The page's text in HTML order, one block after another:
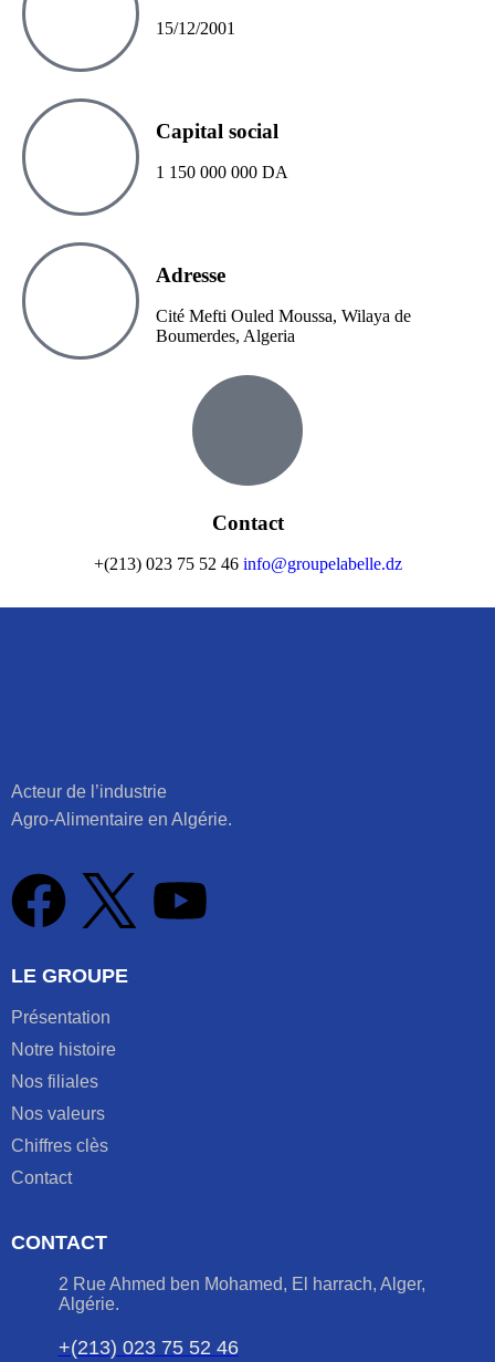
15/12/2001
Capital social
1 150 000 000 DA
Adresse
Cité Mefti Ouled Moussa, Wilaya de
Boumerdes, Algeria
Contact
+(213) 023 75 52 46 info@groupelabelle.dz
Acteur de l’industrie
Agro-Alimentaire en Algérie.
LE GROUPE
Présentation
Notre histoire
Nos filiales
Nos valeurs
Chiffres clès
Contact
CONTACT
2 Rue Ahmed ben Mohamed, El harrach, Alger,
Algérie.
+(213) 023 75 52 46